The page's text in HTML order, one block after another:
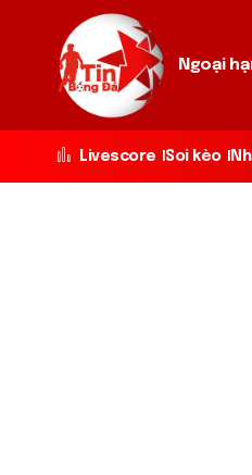
Ngoại
Livescore Soi kèo